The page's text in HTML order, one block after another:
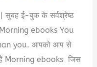
ई-बुक के सर्वश्रेष्ठ
ebooks You
you. आपको आप से
है Morning ebooks जिस